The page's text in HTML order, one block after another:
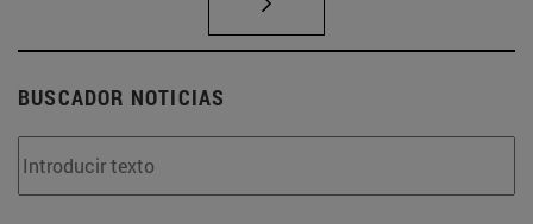
BUSCADOR NOTICIAS